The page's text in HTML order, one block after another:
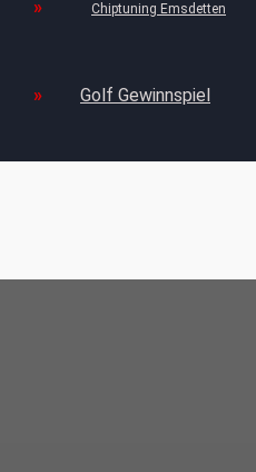
Chiptuning Emsdetten
Golf Gewinnspiel